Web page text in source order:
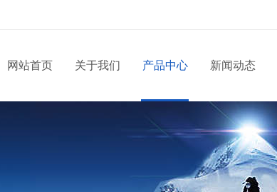
网站首页 关于我们 产品中心 新闻动态